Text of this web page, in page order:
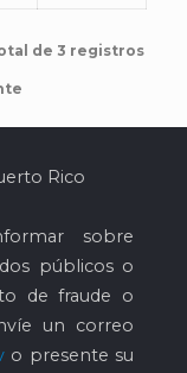
de 3 registros
Rico
sobre
públicos o
de fraude o
un correo
o presente su